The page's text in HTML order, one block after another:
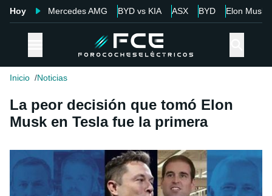
Hoy Mercedes AMG BYD vs KIA ASX BYD Elon Musk
Inicio Noticias
La peor decisión que tomó Elon
Musk en Tesla fue la primera